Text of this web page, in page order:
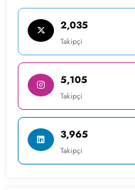
2,035
Takipçi
5,105
Takipçi
3,965
Takipçi